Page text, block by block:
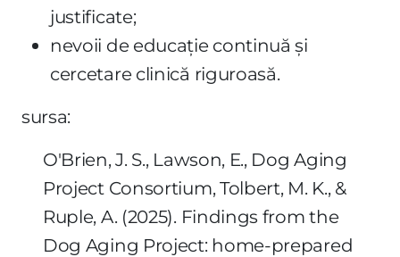
justificate;
nevoii de educație continuă și
cercetare clinică riguroasă.
sursa:
O'Brien, J. S., Lawson, E., Dog Aging
Project Consortium, Tolbert, M. K., &
Ruple, A. (2025). Findings from the
Dog Aging Project: home-prepared